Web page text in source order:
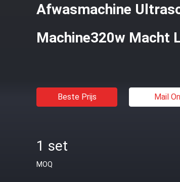
Afwasmachine
Machine320w Macht
Beste Prijs Mail
1 set
MOQ